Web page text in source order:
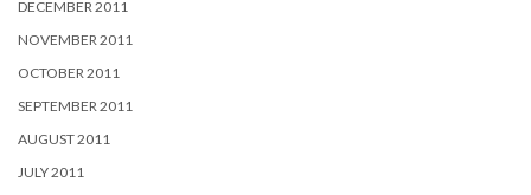
DECEMBER 2011
NOVEMBER 2011
OCTOBER 2011
SEPTEMBER 2011
AUGUST 2011
JULY 2011